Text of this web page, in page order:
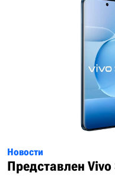
Новости
Представлен Vivo